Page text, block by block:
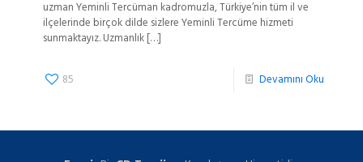
uzman Yeminli Tercüman kadromuzla, Türkiye’nin tüm il ve
ilçelerinde birçok dilde sizlere Yeminli Tercüme hizmeti
sunmaktayız. Uzmanlık[…]
85 Devamını Oku